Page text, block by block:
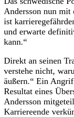
Andersson nun mit
ist
und erwarte
kann.“
Direkt an seinen
verstehe nicht,
äußern.“ Ein
Resultat eines
Andersson
Karriereende